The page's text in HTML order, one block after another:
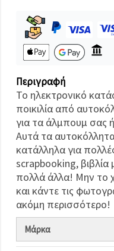
Στον
ιστότοπο!
Ρυθμίσεις
Περιγραφή
Το ηλεκτρονικό
ποικιλία από
για τα άλμπουμ σας
Αυτά τα
κατάλληλα για
scrapbooking, βιβλία
πολλά άλλα! Μην το
και κάντε τις
ακόμη περισσότερο!
Μάρκα